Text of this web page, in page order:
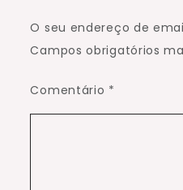
O seu endereço de
Campos obrigatórios
Comentário *